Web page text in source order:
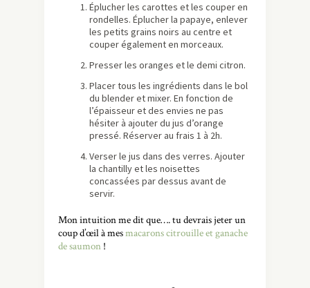
Éplucher les carottes et les couper en
rondelles. Éplucher la papaye, enlever
les petits grains noirs au centre et
couper également en morceaux.
Presser les oranges et le demi citron.
Placer tous les ingrédients dans le bol
du blender et mixer. En fonction de
l’épaisseur et des envies ne pas
hésiter à ajouter du jus d’orange
pressé. Réserver au frais 1 à 2h.
Verser le jus dans des verres. Ajouter
la chantilly et les noisettes
concassées par dessus avant de
servir.
Mon intuition me dit que…. tu devrais jeter un
coup d’œil à mesmacarons citrouille et ganache
de saumon !